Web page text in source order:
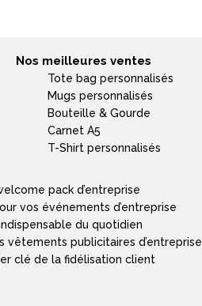
Nos meilleures ventes
Tote bag personnalisés
Mugs personnalisés
Bouteille & Gourde
Carnet A5
T-Shirt personnalisés
pack d’entreprise
vos événements d’entreprise
du quotidien
vêtements publicitaires d’entreprise
clé de la fidélisation client